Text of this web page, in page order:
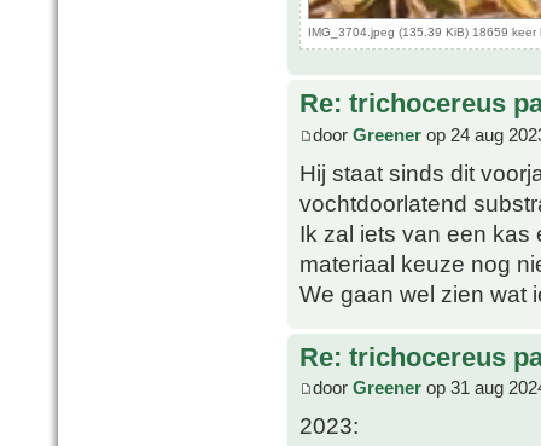
IMG_3704.jpeg (135.39 KiB) 18659 keer
Re: trichocereus
door Greener op 24 aug
Hij staat sinds dit
vochtdoorlatend
Ik zal iets van een kas
materiaal keuze nog
We gaan wel zien wat
Re: trichocereus
door Greener op 31 aug
2023: